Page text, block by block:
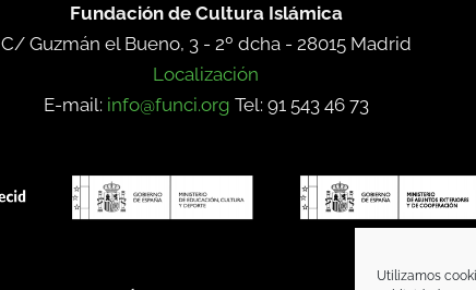
Utilizamos
Fundación de Cultura Islámica
C/ Guzmán el Bueno, 3 - 2º dcha - 28015 Madrid
Localización
E-mail: info@funci.org Tel: 91 543 46 73